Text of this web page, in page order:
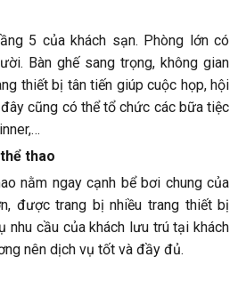
5 của khách sạn. Phòng lớn có
Bàn ghế sang trọng, không gian
thiết bị tân tiến giúp cuộc họp, hội
cũng có thể tổ chức các bữa tiệc
thao
nằm ngay cạnh bể bơi chung của
được trang bị nhiều trang thiết bị
nhu cầu của khách lưu trú tại khách
nên dịch vụ tốt và đầy đủ.